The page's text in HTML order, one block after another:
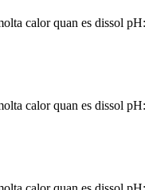
calor quan es dissol
calor quan es dissol